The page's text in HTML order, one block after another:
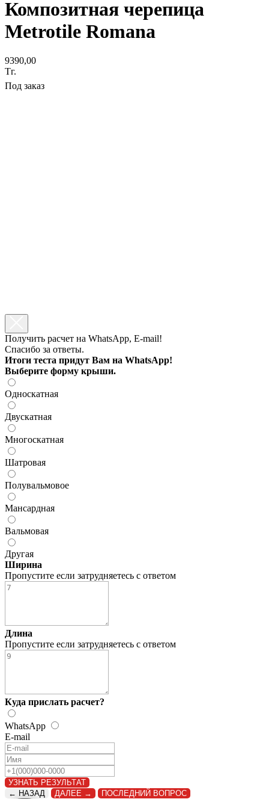
Композитная черепица
Metrotile Romana
9390,00
Тг.
Под заказ
WhatsApp
Расчет
Звонок
Получить расчет на WhatsApp, E-mail!
Спасибо за ответы.
Итоги теста придут Вам на WhatsApp!
Выберите форму крыши.
Односкатная
Двускатная
Многоскатная
Шатровая
Полувальмовое
Мансардная
Вальмовая
Другая
Ширина
Пропустите если затрудняетесь с ответом
Длина
Пропустите если затрудняетесь с ответом
Куда прислать расчет?
WhatsApp
E-mail
УЗНАТЬ РЕЗУЛЬТАТ
← НАЗАД
ДАЛЕЕ → ПОСЛЕДНИЙ ВОПРОС